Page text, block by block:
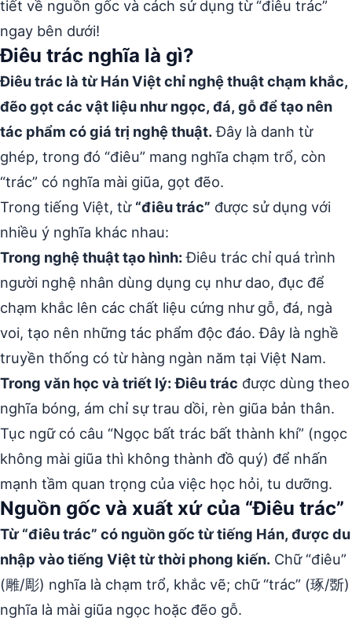
tiết về nguồn gốc và cách sử dụng từ “điêu trác”
ngay bên dưới!
Điêu trác nghĩa là gì?
Điêu trác là từ Hán Việt chỉ nghệ thuật chạm khắc,
đẽo gọt các vật liệu như ngọc, đá, gỗ để tạo nên
tác phẩm có giá trị nghệ thuật.Đây là danh từ
ghép, trong đó “điêu” mang nghĩa chạm trổ, còn
“trác” có nghĩa mài giũa, gọt đẽo.
Trong tiếng Việt, từ “điêu trác” được sử dụng với
nhiều ý nghĩa khác nhau:
Trong nghệ thuật tạo hình:Điêu trác chỉ quá trình
người nghệ nhân dùng dụng cụ như dao, đục để
chạm khắc lên các chất liệu cứng như gỗ, đá, ngà
voi, tạo nên những tác phẩm độc đáo. Đây là nghề
truyền thống có từ hàng ngàn năm tại Việt Nam.
Trong văn học và triết lý: Điêu trác được dùng theo
nghĩa bóng, ám chỉ sự trau dồi, rèn giũa bản thân.
Tục ngữ có câu “Ngọc bất trác bất thành khí” (ngọc
không mài giũa thì không thành đồ quý) để nhấn
mạnh tầm quan trọng của việc học hỏi, tu dưỡng.
Nguồn gốc và xuất xứ của “Điêu trác”
Từ “điêu trác” có nguồn gốc từ tiếng Hán, được du
nhập vào tiếng Việt từ thời phong kiến. Chữ “điêu”
(雕/彫) nghĩa là chạm trổ, khắc vẽ; chữ “trác” (琢/斲)
nghĩa là mài giũa ngọc hoặc đẽo gỗ.